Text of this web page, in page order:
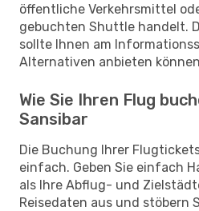
öffentliche Verkehrsmittel
gebuchten Shuttle handelt.
sollte Ihnen am
Alternativen anbieten
Wie Sie Ihren Flug
Sansibar
Die Buchung Ihrer
einfach. Geben Sie einfach
als Ihre Abflug- und
Reisedaten aus und stöbern